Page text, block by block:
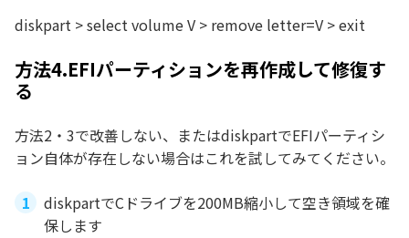
diskpart > select volume V > remove letter=V > exit
方法4.EFIパーティションを再作成して修復す
る
方法2・3で改善しない、またはdiskpartでEFIパーティシ
ョン自体が存在しない場合はこれを試してみてください。
diskpartでCドライブを200MB縮小して空き領域を確
保します